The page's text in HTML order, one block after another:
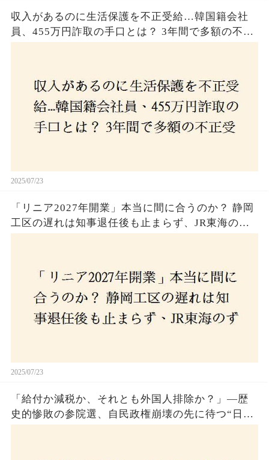
収入があるのに生活保護を不正受給…韓国籍会社
員、455万円詐取の手口とは？ 3年間で多額の不正
2025/07/23
「リニア2027年開業」本当に間に合うのか？ 静岡
工区の遅れは知事退任後も止まらず、JR東海のず
2025/07/23
「給付か減税か、それとも外国人排除か？」―歴
史的惨敗の参院選、自民政権崩壊の先に待つ“日本